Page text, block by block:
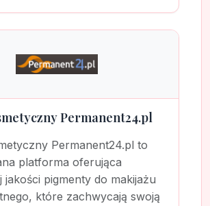
Permanent24.pl
Permanent24.pl to
platforma oferująca
jakości pigmenty do makijażu
które zachwycają swoją